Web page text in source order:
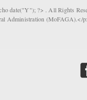
date("Y"); ?> . All Rights
Administration (MoFAGA).</